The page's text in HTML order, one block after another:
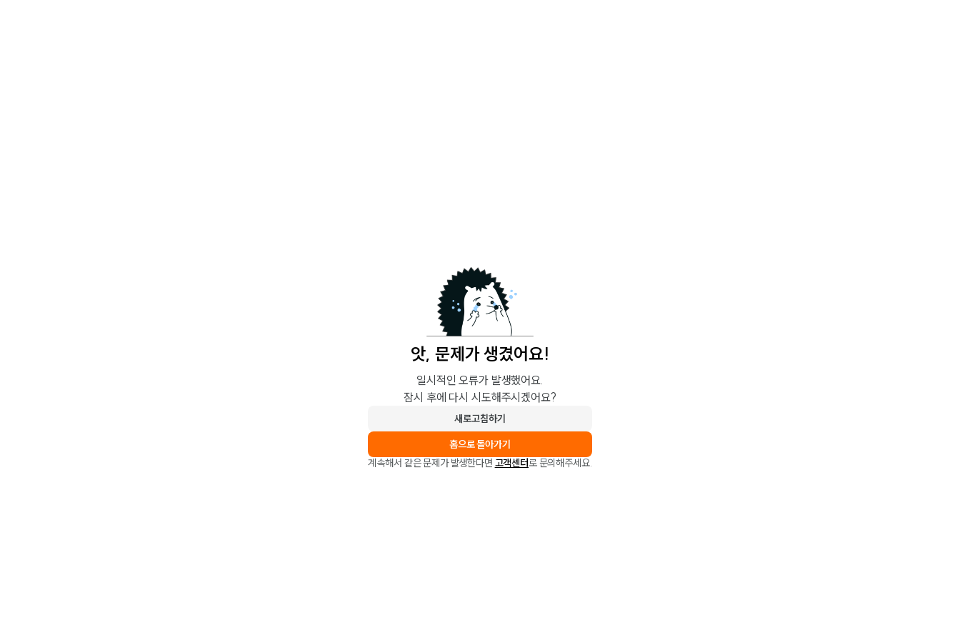
앗, 문제가 생겼어요!
일시적인 오류가 발생했어요.
잠시 후에 다시 시도해주시겠어요?
새로고침하기
홈으로 돌아가기
계속해서 같은 문제가 발생한다면 고객센터로 문의해주세요.